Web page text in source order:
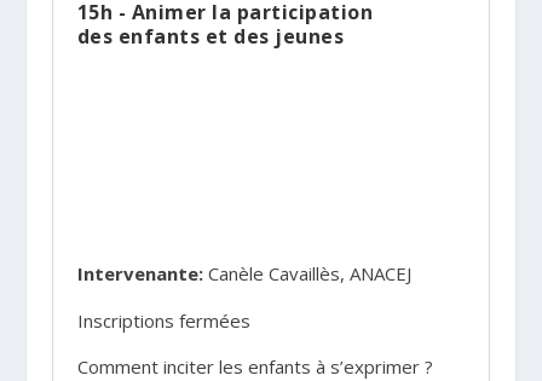
15h - Animer la participation
des enfants et des jeunes
Intervenante:Canèle Cavaillès, ANACEJ
Inscriptions fermées
Comment inciter les enfants à s’exprimer ?